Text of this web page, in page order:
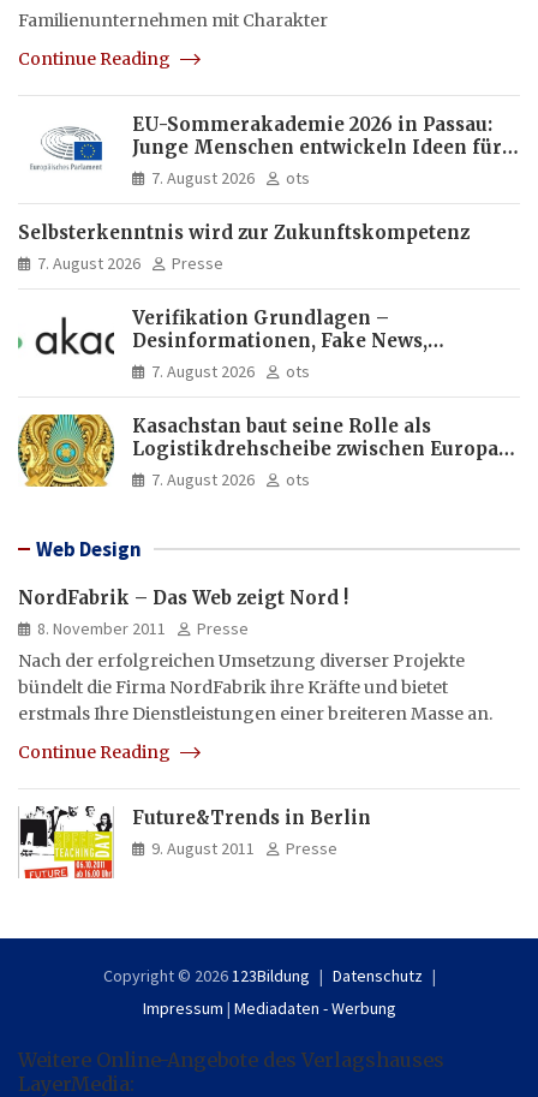
Familienunternehmen mit Charakter
Continue Reading
EU-Sommerakademie 2026 in Passau:
Junge Menschen entwickeln Ideen für
Europas Zukunft
7. August 2026 ots
Selbsterkenntnis wird zur Zukunftskompetenz
7. August 2026 Presse
Verifikation Grundlagen –
Desinformationen, Fake News,
manipulierte Inhalte | dpa-Akademie
7. August 2026 ots
Kasachstan baut seine Rolle als
Logistikdrehscheibe zwischen Europa
und Asien aus
7. August 2026 ots
Web Design
NordFabrik – Das Web zeigt Nord !
8. November 2011
Presse
Nach der erfolgreichen Umsetzung diverser Projekte
bündelt die Firma NordFabrik ihre Kräfte und bietet
erstmals Ihre Dienstleistungen einer breiteren Masse an.
Continue Reading
Future&Trends in Berlin
9. August 2011 Presse
Copyright © 2026 123Bildung
Datenschutz
Impressum | Mediadaten - Werbung
Weitere Online-Angebote des Verlagshauses
LayerMedia: